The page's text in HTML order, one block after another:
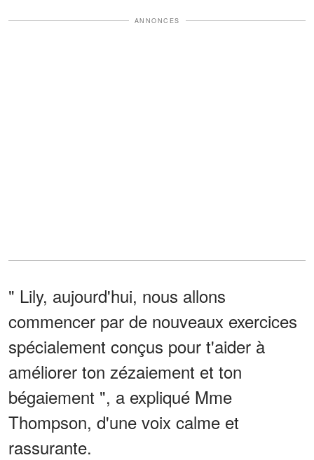
ANNONCES
" Lily, aujourd'hui, nous allons
commencer par de nouveaux exercices
spécialement conçus pour t'aider à
améliorer ton zézaiement et ton
bégaiement ", a expliqué Mme
Thompson, d'une voix calme et
rassurante.